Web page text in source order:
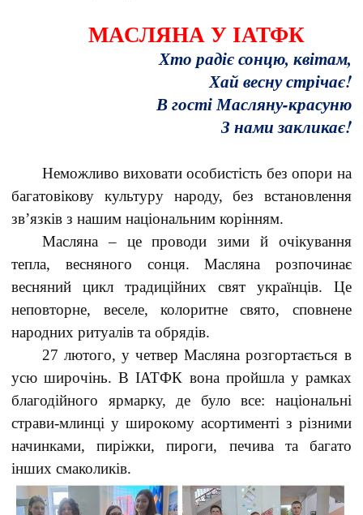
МАСЛЯНА У ІАТФК
Хто радіє сонцю, квітам,
Хай весну стрічає!
В гості Масляну-красуню
З нами закликає!
Неможливо виховати особистість без опори на
багатовікову культуру народу, без встановлення
зв’язків з нашим національним корінням.
Масляна – це проводи зими й очікування
тепла, весняного сонця. Масляна розпочинає
весняний цикл традиційних свят українців. Це
неповторне, веселе, колоритне свято, сповнене
народних ритуалів та обрядів.
27 лютого, у четвер Масляна розгортається в
усю широчінь. В ІАТФК вона пройшла у рамках
благодійного ярмарку, де було все: національні
страви-млинці у широкому асортименті з різними
начинками, пиріжки, пироги, печива та багато
інших смаколиків.